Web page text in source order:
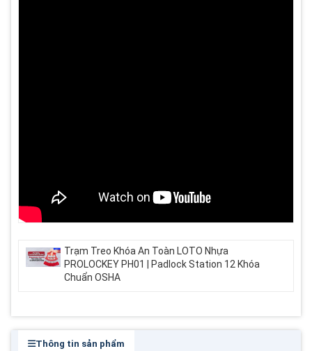
Trạm Treo Khóa An Toàn LOTO Nhựa
PROLOCKEY PH01 | Padlock Station 12 Khóa
Chuẩn OSHA
Thông tin sản phẩm